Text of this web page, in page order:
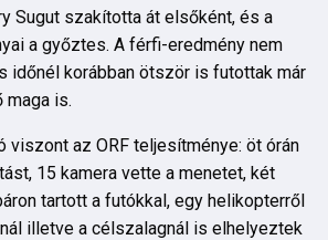
Sugut szakította át elsőként, és a
a győztes. A férfi-eredmény nem
időnél korábban ötször is futottak már
is.
viszont az ORF teljesítménye: öt órán
15 kamera vette a menetet, két
tartott a futókkal, egy helikopterről
illetve a célszalagnál is elhelyeztek